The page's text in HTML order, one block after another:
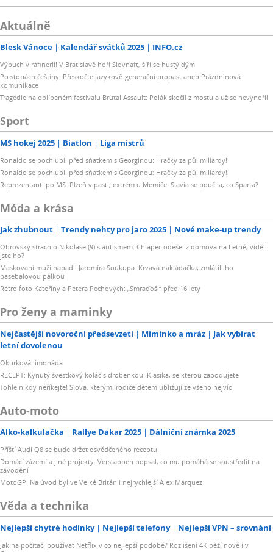
Aktuálně
Blesk Vánoce Kalendář svátků 2025 INFO.cz
Výbuch v rafinerii! V Bratislavě hoří Slovnaft, šíří se hustý dým
Po stopách češtiny: Přeskočte jazykově-generační propast aneb Prázdninová
komunikace
Tragédie na oblíbeném festivalu Brutal Assault: Polák skočil z mostu a už se nevynořil
Sport
MS hokej 2025 Biatlon Liga mistrů
Ronaldo se pochlubil před sňatkem s Georginou: Hračky za půl miliardy!
Ronaldo se pochlubil před sňatkem s Georginou: Hračky za půl miliardy!
Reprezentanti po MS: Plzeň v pasti, extrém u Memiče. Slavia se poučila, co Sparta?
Móda a krása
Jak zhubnout Trendy nehty pro jaro 2025 Nové make-up trendy
Obrovský strach o Nikolase (9) s autismem: Chlapec odešel z domova na Letné, viděli
jste ho?
Maskovaní muži napadli Jaromíra Soukupa: Krvavá nakládačka, zmlátili ho
basebalovou pálkou
Retro foto Kateřiny a Petera Pechových: „Smraďoši“ před 16 lety
Pro ženy a maminky
Nejčastější novoroční předsevzetí Miminko a mráz
Jak vybírat
letní dovolenou
Okurková limonáda
RECEPT: Kynutý švestkový koláč s drobenkou. Klasika, se kterou zabodujete
Tohle nikdy neříkejte! Slova, kterými rodiče dětem ubližují ze všeho nejvíc
Auto-moto
Alko-kalkulačka Rallye Dakar 2025 Dálniční známka 2025
Příští Audi Q8 se bude držet osvědčeného receptu
Domácí zázemí a jiné projekty. Verstappen popsal, co mu pomáhá se soustředit na
závodění
MotoGP: Na úvod byl ve Velké Británii nejrychlejší Alex Márquez
Věda a technika
Nejlepší chytré hodinky Nejlepší telefony Nejlepší VPN – srovnání
Jak na počítači používat Netflix v co nejlepší podobě? Rozlišení 4K běží nově i v